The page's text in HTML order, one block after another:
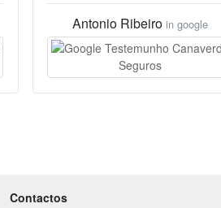
Antonio Ribeiroin google
Contactos